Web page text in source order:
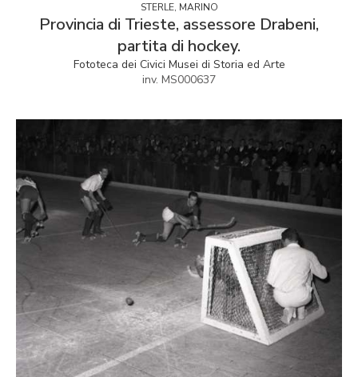
STERLE, MARINO
Provincia di Trieste, assessore Drabeni,
partita di hockey.
Fototeca dei Civici Musei di Storia ed Arte
inv. MS000637